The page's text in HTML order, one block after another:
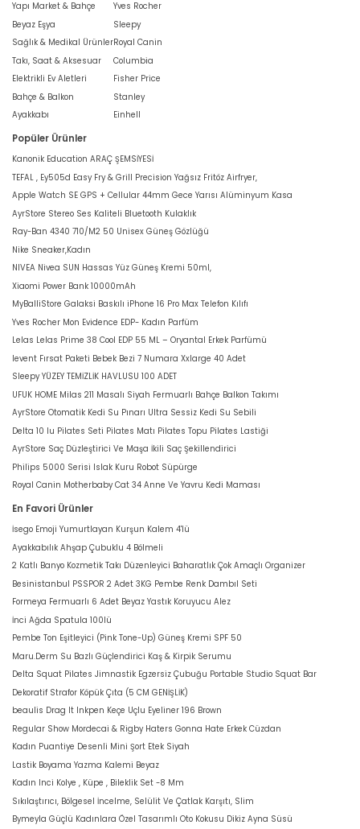
Yapı Market & Bahçe
Beyaz Eşya
Sağlık & Medikal Ürünler
Takı, Saat & Aksesuar
Elektrikli Ev Aletleri
Bahçe & Balkon
Ayakkabı
Yves Rocher
Sleepy
Royal Canin
Columbia
Fisher Price
Stanley
Einhell
Popüler Ürünler
Kanonik Education ARAÇ ŞEMSİYESİ
TEFAL , Ey505d Easy Fry & Grill Precision Yağsız Fritöz Airfryer,
Apple Watch SE GPS + Cellular 44mm Gece Yarısı Alüminyum Kasa
AyrStore Stereo Ses Kaliteli Bluetooth Kulaklık
Ray-Ban 4340 710/M2 50 Unisex Güneş Gözlüğü
Nike Sneaker,Kadın
NIVEA Nivea SUN Hassas Yüz Güneş Kremi 50ml,
Xiaomi Power Bank 10000mAh
MyBalliStore Galaksi Baskılı iPhone 16 Pro Max Telefon Kılıfı
Yves Rocher Mon Evidence EDP- Kadın Parfüm
Lelas Lelas Prime 38 Cool EDP 55 ML – Oryantal Erkek Parfümü
levent Fırsat Paketi Bebek Bezi 7 Numara Xxlarge 40 Adet
Sleepy YÜZEY TEMİZLİK HAVLUSU 100 ADET
UFUK HOME Milas 211 Masalı Siyah Fermuarlı Bahçe Balkon Takımı
AyrStore Otomatik Kedi Su Pınarı Ultra Sessiz Kedi Su Sebili
Delta 10 lu Pilates Seti Pilates Matı Pilates Topu Pilates Lastiği
AyrStore Saç Düzleştirici Ve Maşa İkili Saç Şekillendirici
Philips 5000 Serisi Islak Kuru Robot Süpürge
Royal Canin Motherbaby Cat 34 Anne Ve Yavru Kedi Maması
En Favori Ürünler
İsego Emoji Yumurtlayan Kurşun Kalem 4'lü
Ayakkabılık Ahşap Çubuklu 4 Bölmeli
2 Katlı Banyo Kozmetik Takı Düzenleyici Baharatlık Çok Amaçlı Organizer
Besinistanbul PSSPOR 2 Adet 3KG Pembe Renk Dambıl Seti
Formeya Fermuarlı 6 Adet Beyaz Yastık Koruyucu Alez
İnci Ağda Spatula 100lü
Pembe Ton Eşitleyici (Pink Tone-Up) Güneş Kremi SPF 50
Maru.Derm Su Bazlı Güçlendirici Kaş & Kirpik Serumu
Delta Squat Pilates Jimnastik Egzersiz Çubuğu Portable Studio Squat Bar
Dekoratif Strafor Köpük Çıta (5 CM GENİŞLİK)
beaulis Drag It Inkpen Keçe Uçlu Eyeliner 196 Brown
Regular Show Mordecai & Rigby Haters Gonna Hate Erkek Cüzdan
Kadın Puantiye Desenli Mini Şort Etek Siyah
Lastik Boyama Yazma Kalemi Beyaz
Kadın Inci Kolye , Küpe , Bileklik Set -8 Mm
Sıkılaştırıcı, Bölgesel İncelme, Selülit Ve Çatlak Karşıtı, Slim
Bymeyla Güçlü Kadınlara Özel Tasarımlı Oto Kokusu Dikiz Ayna Süsü